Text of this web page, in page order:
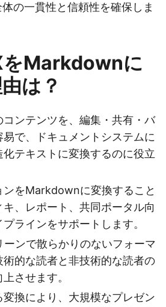
の一貫性と信頼性を確保しま
Markdownに
は？
ンテンツを、編集・共有・バ
で、ドキュメントシステムに
テキストに変換するのに役立
ンをMarkdownに変換すること
、レポート、共同ポータル向
ラインをサポートします。
ンで散らかりのないフォーマ
術的な読者と非技術的な読者の
させます。
換により、大規模なプレゼン